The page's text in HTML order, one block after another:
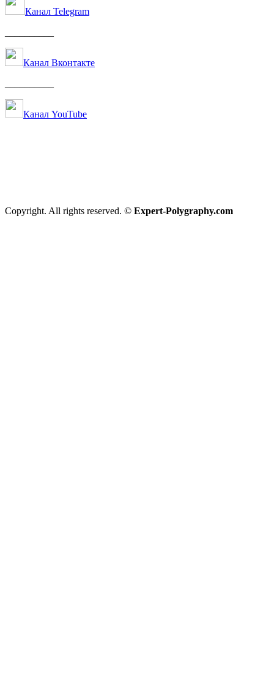
Канал Telegram
Канал Вконтакте
Канал YouTube
Copyright. All rights reserved. © Expert-Polygraphy.com